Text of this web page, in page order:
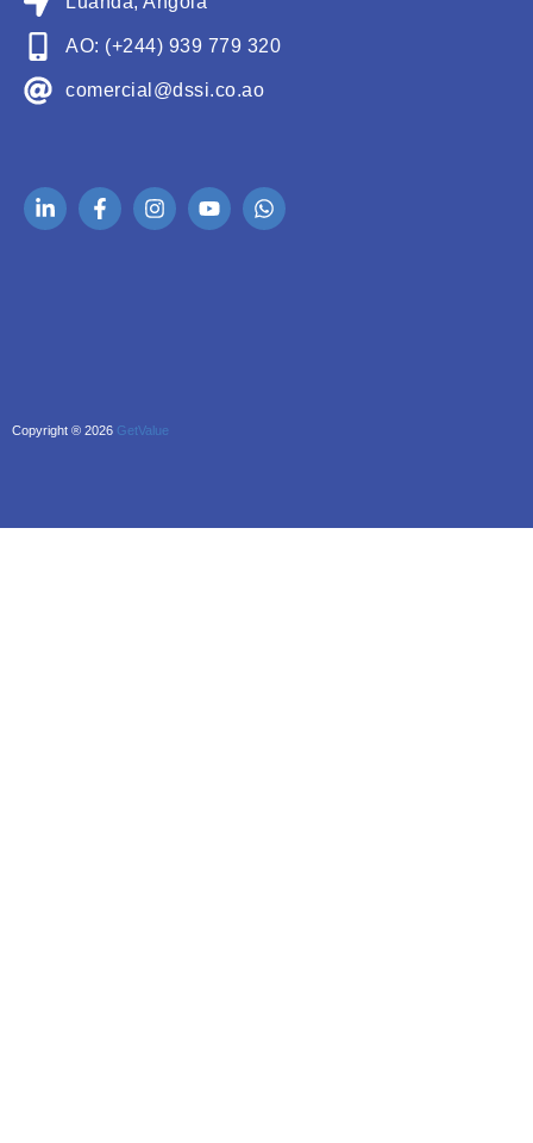
AO: (+244) 939 779 320
comercial@dssi.co.ao
Copyright ® 2026 GetValue